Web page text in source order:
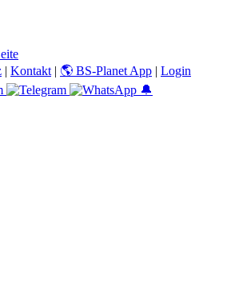
| Kontakt | 🌎 BS-Planet App | Login
🔔